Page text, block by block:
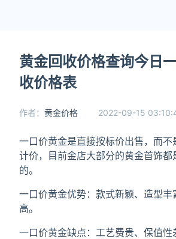
黄金回收价格查询今日
收价格表
作者： 黄金价格 2022-09-15
一口价黄金是直接按标价出售，而
计价，目前金店大部分的黄金首饰都
的。
一口价黄金优势：款式新颖、造型丰
高。
一口价黄金缺点：工艺费贵、保值性